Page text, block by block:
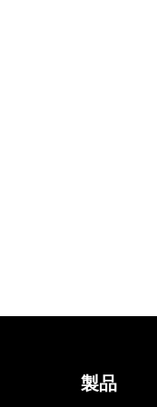
製品